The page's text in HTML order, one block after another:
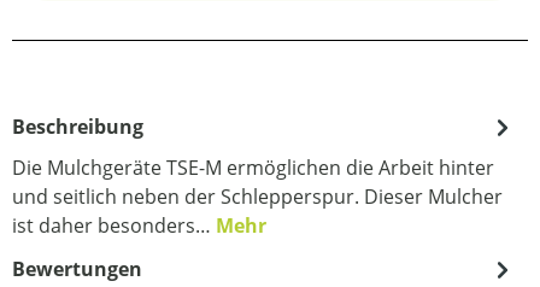
Beschreibung
Die Mulchgeräte TSE-M ermöglichen die Arbeit hinter
und seitlich neben der Schlepperspur. Dieser Mulcher
ist daher besonders… Mehr
Bewertungen